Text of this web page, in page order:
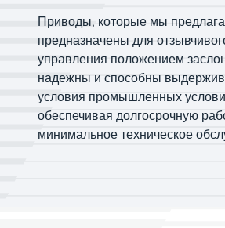
Приводы, которые мы
предназначены для
управления положением
надежны и способны
условия промышленных
обеспечивая долгосрочную
минимальное техническое